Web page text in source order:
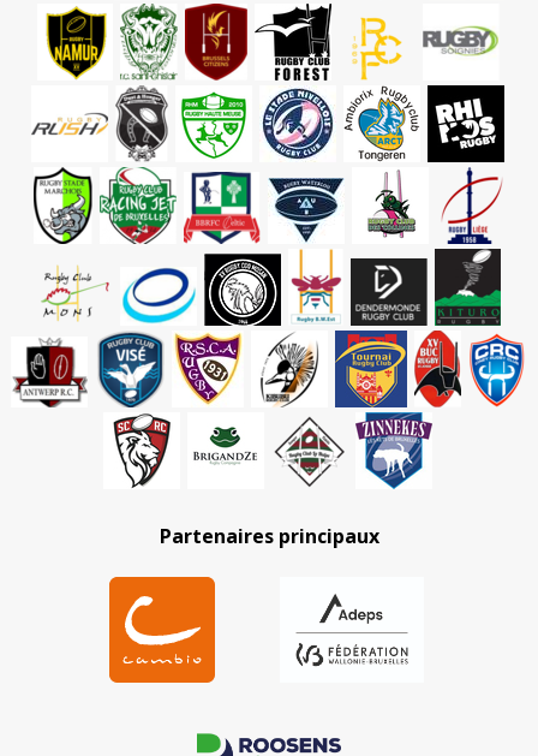
Partenaires principaux